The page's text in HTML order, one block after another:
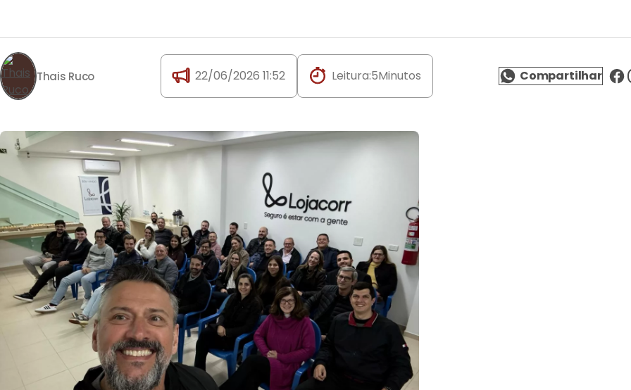
Thais Ruco 22/06/2026 11:52 Leitura:5Minutos